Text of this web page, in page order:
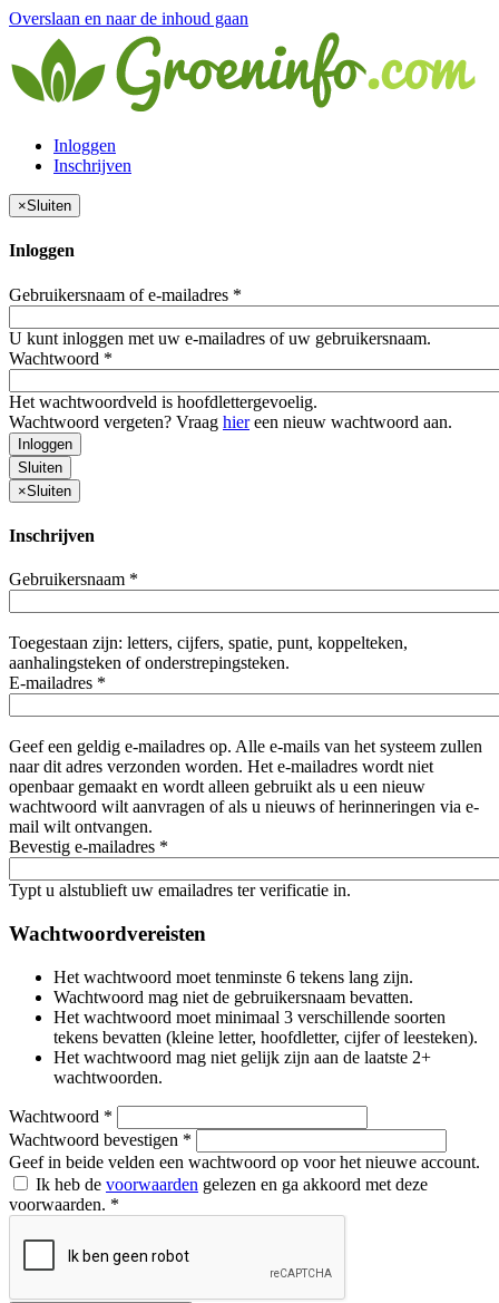
Overslaan en naar de inhoud gaan
Inloggen
Inschrijven
×Sluiten
Inloggen
Gebruikersnaam of e-mailadres *
U kunt inloggen met uw e-mailadres of uw gebruikersnaam.
Wachtwoord *
Het wachtwoordveld is hoofdlettergevoelig.
Wachtwoord vergeten? Vraag hiereen nieuw wachtwoord aan.
Inloggen
Sluiten
×Sluiten
Inschrijven
Gebruikersnaam *
Toegestaan zijn: letters, cijfers, spatie, punt, koppelteken,
aanhalingsteken of onderstrepingsteken.
E-mailadres *
Geef een geldig e-mailadres op. Alle e-mails van het systeem zullen
naar dit adres verzonden worden. Het e-mailadres wordt niet
openbaar gemaakt en wordt alleen gebruikt als u een nieuw
wachtwoord wilt aanvragen of als u nieuws of herinneringen via e-
mail wilt ontvangen.
Bevestig e-mailadres *
Typt u alstublieft uw emailadres ter verificatie in.
Wachtwoordvereisten
Het wachtwoord moet tenminste 6 tekens lang zijn.
Wachtwoord mag niet de gebruikersnaam bevatten.
Het wachtwoord moet minimaal 3 verschillende soorten
tekens bevatten (kleine letter, hoofdletter, cijfer of leesteken).
Het wachtwoord mag niet gelijk zijn aan de laatste 2+
wachtwoorden.
Wachtwoord *
Wachtwoord bevestigen *
Geef in beide velden een wachtwoord op voor het nieuwe account.
Ik heb de voorwaarden gelezen en ga akkoord met deze
voorwaarden. *